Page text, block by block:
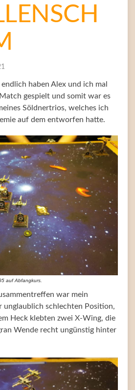
haben Alex und ich mal
gespielt und somit war es
Söldnertrios, welches ich
auf dem entworfen hatte.
auf Abfangkurs.
war mein
unglaublich schlechten Position,
Heck klebten zwei X-Wing, die
Wende recht ungünstig hinter